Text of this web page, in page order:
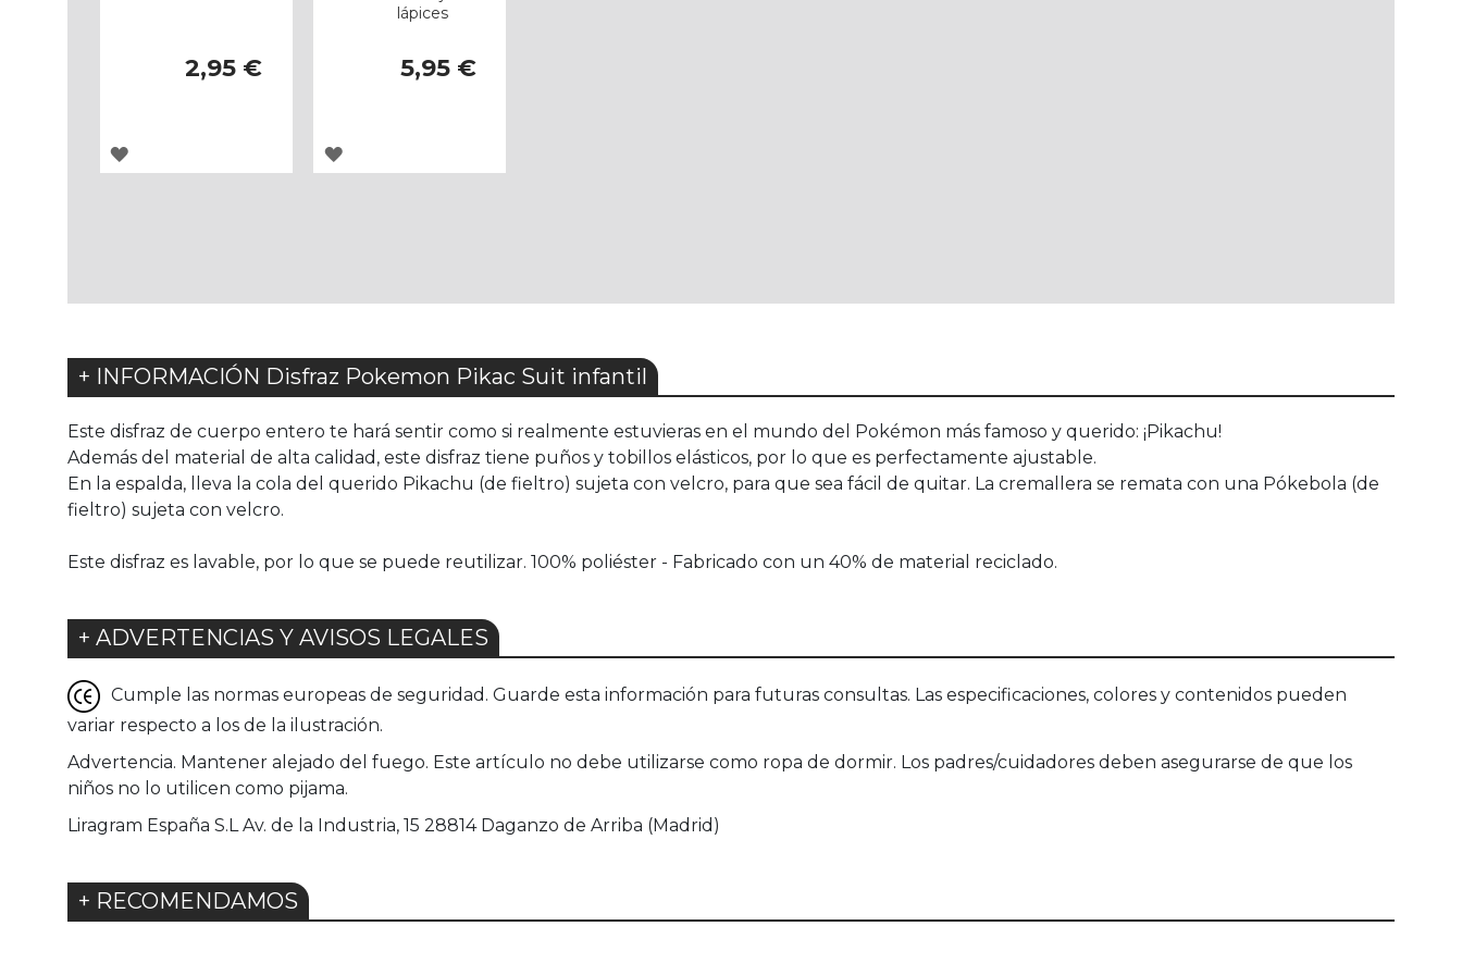
2,95 €
AGREGAR
lápices
5,95 €
AGREGAR
+ INFORMACIÓN Disfraz Pokemon Pikac Suit infantil
Este disfraz de cuerpo entero te hará sentir como si realmente estuvieras en el mundo del Pokémon más famoso y querido: ¡Pikachu!
Además del material de alta calidad, este disfraz tiene puños y tobillos elásticos, por lo que es perfectamente ajustable.
En la espalda, lleva la cola del querido Pikachu (de fieltro) sujeta con velcro, para que sea fácil de quitar. La cremallera se remata con una Pókebola (de
fieltro) sujeta con velcro.
Este disfraz es lavable, por lo que se puede reutilizar. 100% poliéster - Fabricado con un 40% de material reciclado.
+ ADVERTENCIAS Y AVISOS LEGALES
Cumple las normas europeas de seguridad. Guarde esta información para futuras consultas. Las especificaciones, colores y contenidos pueden
variar respecto a los de la ilustración.
Advertencia. Mantener alejado del fuego. Este artículo no debe utilizarse como ropa de dormir. Los padres/cuidadores deben asegurarse de que los
niños no lo utilicen como pijama.
Liragram España S.L Av. de la Industria, 15 28814 Daganzo de Arriba (Madrid)
+ RECOMENDAMOS